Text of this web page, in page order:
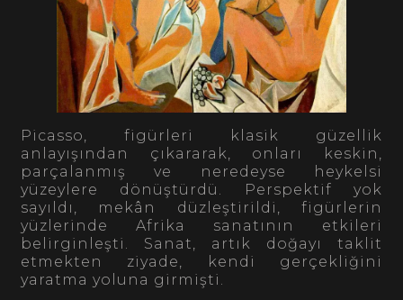
Picasso, figürleri klasik güzellik
anlayışından çıkararak, onları keskin,
parçalanmış ve neredeyse heykelsi
yüzeylere dönüştürdü. Perspektif yok
sayıldı, mekân düzleştirildi, figürlerin
yüzlerinde Afrika sanatının etkileri
belirginleşti. Sanat, artık doğayı taklit
etmekten ziyade, kendi gerçekliğini
yaratma yoluna girmişti.